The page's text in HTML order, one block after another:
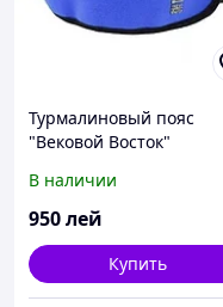
Турмалиновый пояс
"Вековой Восток"
(Неопреновый,синий)
В наличии
950лей
Купить